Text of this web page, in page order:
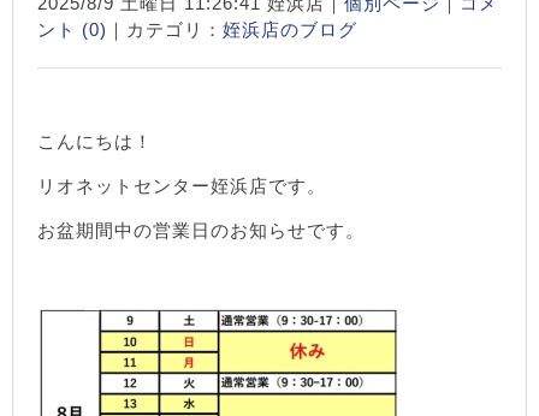
ント (0) ｜カテゴリ： 姪浜店のブログ
こんにちは！
リオネットセンター姪浜店です。
お盆期間中の営業日のお知らせです。